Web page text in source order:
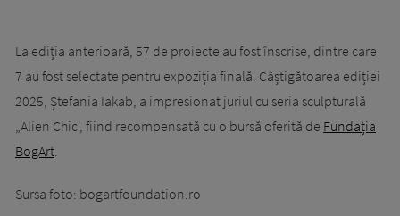
La ediția anterioară, 57 de proiecte au fost înscrise, dintre care
7 au fost selectate pentru expoziția finală. Câștigătoarea ediției
2025, Ștefania Iakab, a impresionat juriul cu seria sculpturală
„Alien Chic', fiind recompensată cu o bursă oferită de Fundația
BogArt
Sursa foto: bogartfoundation.ro